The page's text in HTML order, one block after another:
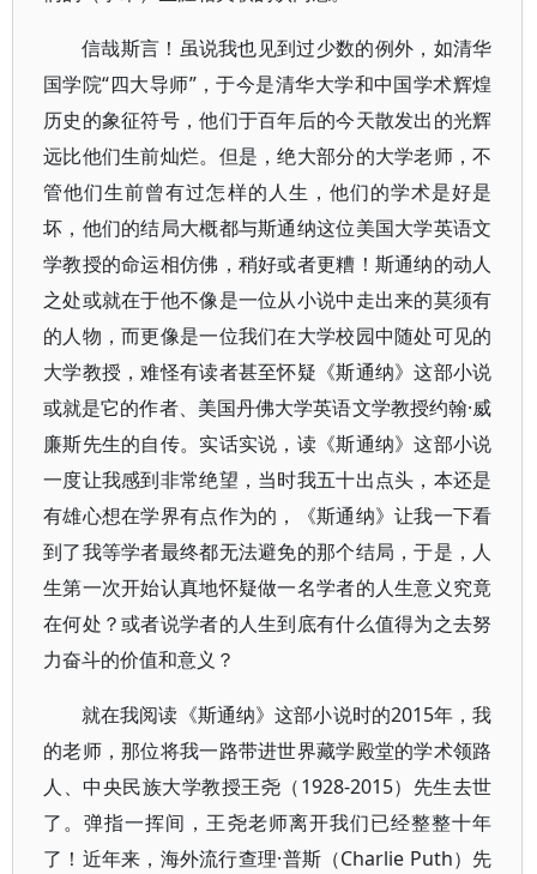
信哉斯言！虽说我也见到过少数的例外，如清华
国学院“四大导师”，于今是清华大学和中国学术辉煌
历史的象征符号，他们于百年后的今天散发出的光辉
远比他们生前灿烂。但是，绝大部分的大学老师，不
管他们生前曾有过怎样的人生，他们的学术是好是
坏，他们的结局大概都与斯通纳这位美国大学英语文
学教授的命运相仿佛，稍好或者更糟！斯通纳的动人
之处或就在于他不像是一位从小说中走出来的莫须有
的人物，而更像是一位我们在大学校园中随处可见的
大学教授，难怪有读者甚至怀疑《斯通纳》这部小说
或就是它的作者、美国丹佛大学英语文学教授约翰·威
廉斯先生的自传。实话实说，读《斯通纳》这部小说
一度让我感到非常绝望，当时我五十出点头，本还是
有雄心想在学界有点作为的，《斯通纳》让我一下看
到了我等学者最终都无法避免的那个结局，于是，人
生第一次开始认真地怀疑做一名学者的人生意义究竟
在何处？或者说学者的人生到底有什么值得为之去努
力奋斗的价值和意义？
就在我阅读《斯通纳》这部小说时的2015年，我
的老师，那位将我一路带进世界藏学殿堂的学术领路
人、中央民族大学教授王尧（1928-2015）先生去世
了。弹指一挥间，王尧老师离开我们已经整整十年
了！近年来，海外流行查理·普斯（Charlie Puth）先